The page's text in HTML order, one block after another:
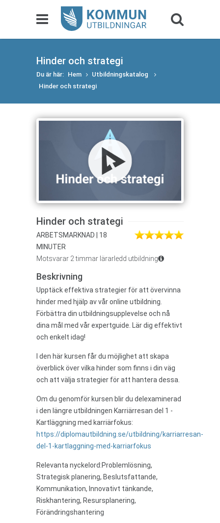
Hinder och strategi
Du är här: Hem
Utbildningskatalog
Hinder och strategi
Hinder och strategi
ARBETSMARKNAD | 18
MINUTER
Motsvarar 2 timmar lärarledd utbildning
Beskrivning
Upptäck effektiva strategier för att övervinna
hinder med hjälp av vår online utbildning.
Förbättra din utbildningsupplevelse och nå
dina mål med vår expertguide. Lär dig effektivt
och enkelt idag!
I den här kursen får du möjlighet att skapa
överblick över vilka hinder som finns i din väg
och att välja strategier för att hantera dessa.
Om du genomför kursen blir du delexaminerad
i den längre utbildningen Karriärresan del 1 -
Kartläggning med karriärfokus:
https://diplomautbildning.se/utbildning/karriarresan-
del-1-kartlaggning-med-karriarfokus
Relevanta nyckelord:Problemlösning,
Strategisk planering, Beslutsfattande,
Kommunikation, Innovativt tänkande,
Riskhantering, Resursplanering,
Förändringshantering